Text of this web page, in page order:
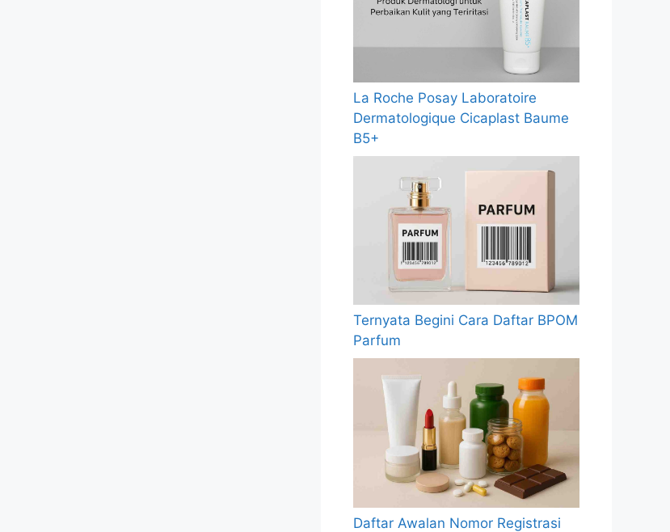
La Roche Posay Laboratoire
Dermatologique Cicaplast Baume
B5+
Ternyata Begini Cara Daftar BPOM
Parfum
Daftar Awalan Nomor Registrasi